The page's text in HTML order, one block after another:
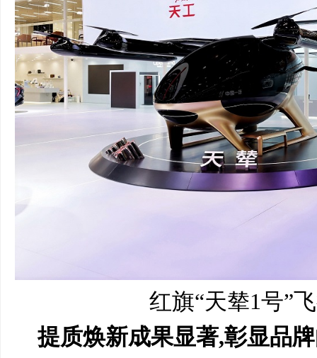
红旗“天辇1号”
提质焕新成果显著,彰显品